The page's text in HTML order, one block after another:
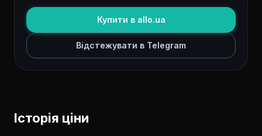
Купити в allo.ua
Відстежувати в Telegram
Історія ціни